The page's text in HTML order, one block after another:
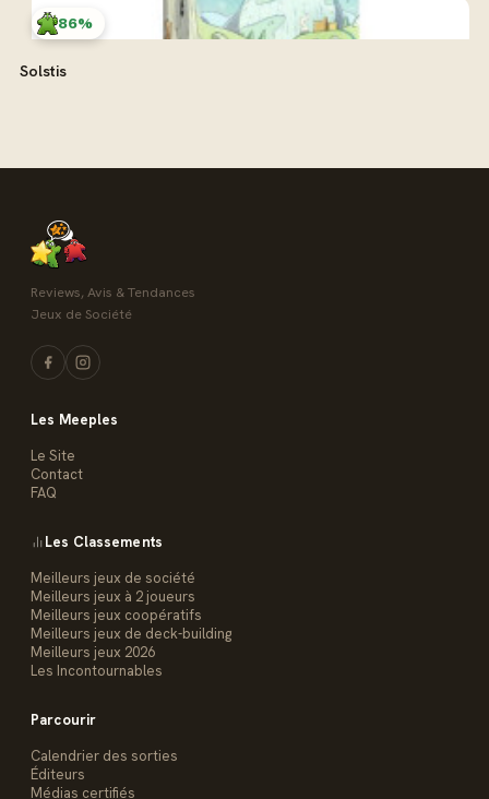
86%
Solstis
Reviews, Avis & Tendances
Jeux de Société
Les Meeples
Le Site
Contact
FAQ
Les Classements
Meilleurs jeux de société
Meilleurs jeux à 2 joueurs
Meilleurs jeux coopératifs
Meilleurs jeux de deck-building
Meilleurs jeux 2026
Les Incontournables
Parcourir
Calendrier des sorties
Éditeurs
Médias certifiés